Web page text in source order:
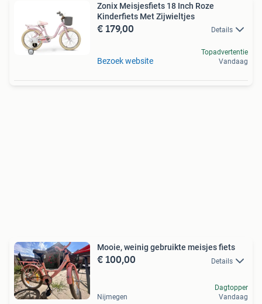
Zonix Meisjesfiets 18 Inch Roze
Kinderfiets Met Zijwieltjes
€ 179,00 Details
Bezoek website
Topadvertentie
Vandaag
Mooie, weinig gebruikte meisjes fiets
€ 100,00 Details
Nijmegen
Dagtopper
Vandaag